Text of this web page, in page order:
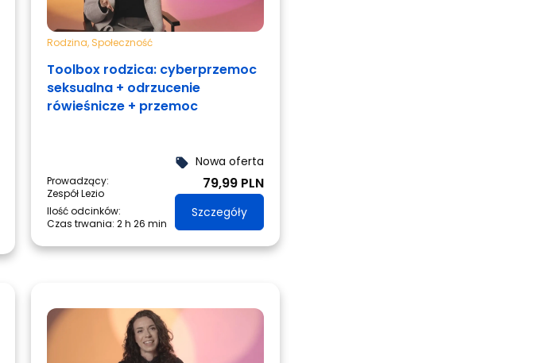
Rodzina, Społeczność
Toolbox rodzica: cyberprzemoc
seksualna + odrzucenie
rówieśnicze + przemoc
Prowadzący:
Zespół Lezio
Ilość odcinków:
Czas trwania: 2 h 26 min
local_offer Nowa oferta
79,99 PLN
Szczegóły